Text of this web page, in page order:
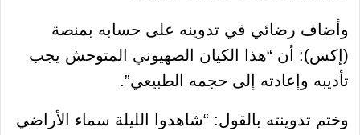
وأضاف رضائي في تدوينه على حسابه بمنصة
(إكس): أن “هذا الكيان الصهيوني المتوحش يجب
تأديبه وإعادته إلى حجمه الطبيعي”.
وختم تدوينته بالقول: “شاهدوا الليلة سماء الأراضي